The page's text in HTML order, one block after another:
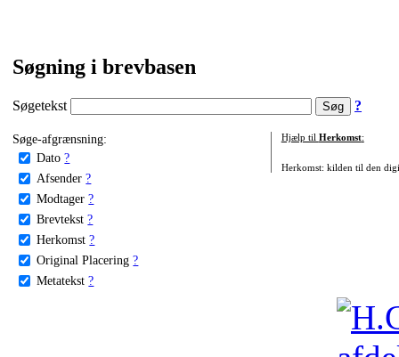
Søgning i brevbasen
Søgetekst ?
Søge-afgrænsning:
Dato ?
Afsender ?
Modtager ?
Brevtekst ?
Herkomst ?
Original Placering ?
Metatekst ?
Hjælp til Herkomst:
Herkomst: kilden til den